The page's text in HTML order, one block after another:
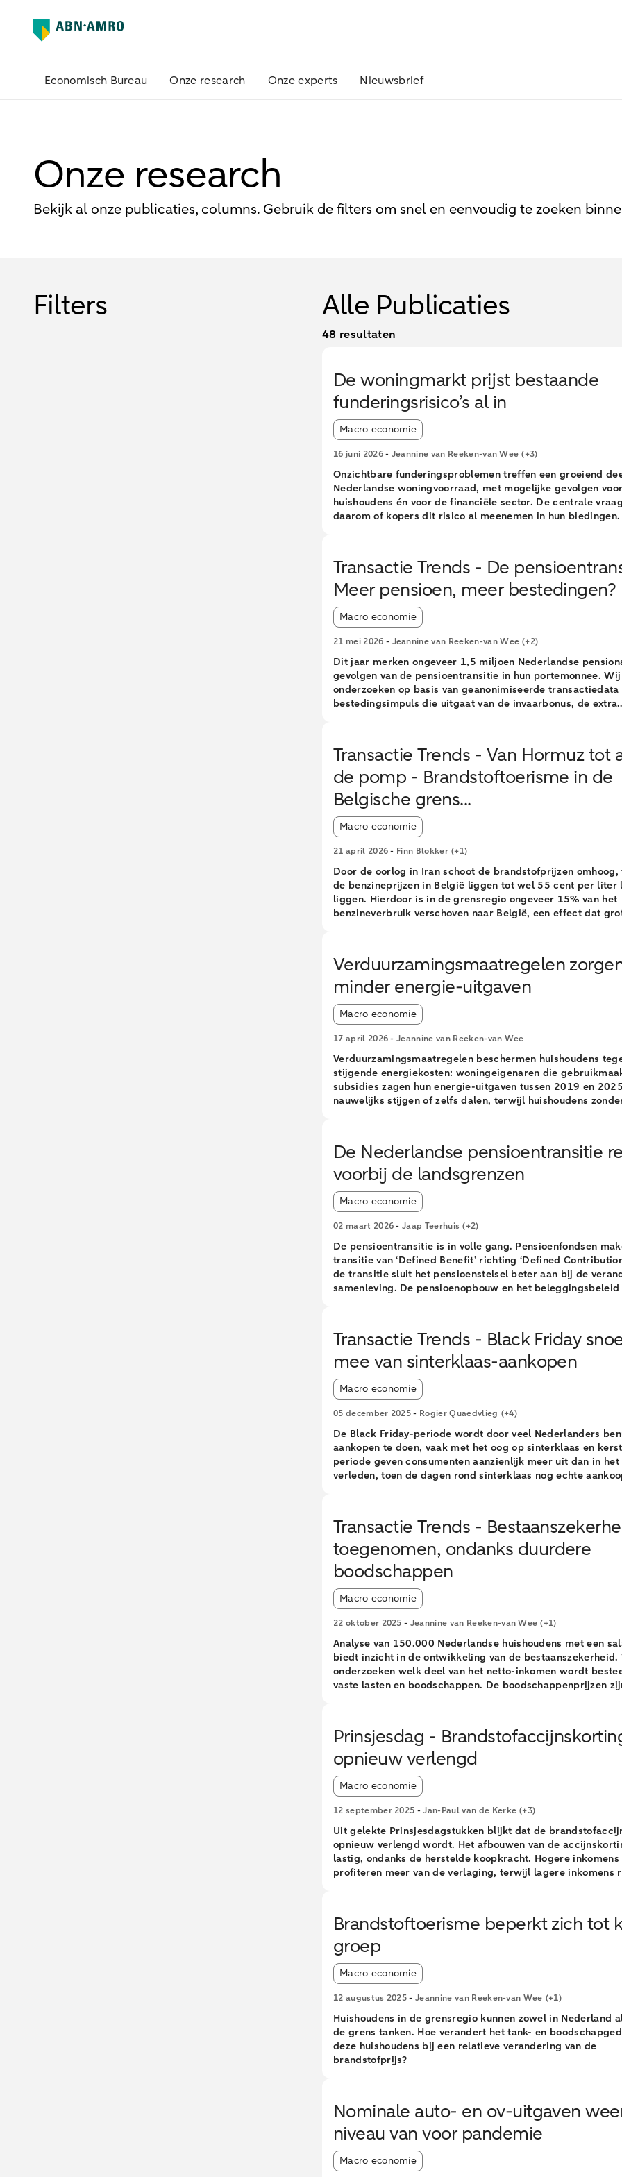
Economisch Bureau Onze research Onze experts Nieuwsbrief
Onze research
Bekijk al onze publicaties, columns. Gebruik de filters om snel en eenvoudig te zoeken
Filters Alle Publicaties
48 resultaten
De woningmarkt prijst bestaande
funderingsrisico’s al in
Article tags:
Macro economie
16 juni 2026- Jeannine van Reeken-van Wee (+3)
Onzichtbare funderingsproblemen treffen een groeiend
Nederlandse woningvoorraad, met mogelijke gevolgen voor
huishoudens én voor de financiële sector. De centrale
daarom of kopers dit risico al meenemen in hun biedingen.
woningmarkt.
Transactie Trends - De
Meer pensioen, meer bestedingen?
Article tags:
Macro economie
21 mei 2026 - Jeannine van Reeken-van Wee (+2)
Dit jaar merken ongeveer 1,5 miljoen Nederlandse
gevolgen van de pensioentransitie in hun portemonnee. Wij
onderzoeken op basis van geanonimiseerde transactiedata
bestedingsimpuls die uitgaat van de invaarbonus, de extra
extra euro pensioeninkomen uit. Dit percentage zakt bij
leeftijden. Pensionado’s met lagere inkomens, of met
financiële buffers geven juist een groter deel van het extra
uit. Ondanks de procentueel kleine effecten betekent de
de invaarbonus samen met een aanzienlijk aantal ouderen
steeds een steuntje in de rug voor de Nederlandse
Transactie Trends - Van Hormuz tot
de pomp - Brandstoftoerisme in de
Belgische grens...
Article tags:
Macro economie
21 april 2026- Finn Blokker (+1)
Door de oorlog in Iran schoot de brandstofprijzen
de benzineprijzen in België liggen tot wel 55 cent per liter
liggen. Hierdoor is in de grensregio ongeveer 15% van het
benzineverbruik verschoven naar België, een effect dat
grens. Ook tankstations iets verder weg omzet kunnen
Tegelijkertijd blijft het landelijke verlies aan
de overheid beperkt.
Verduurzamingsmaatregelen
minder energie-uitgaven
Article tags:
Macro economie
17 april 2026-Jeannine van Reeken-van Wee
Verduurzamingsmaatregelen beschermen huishoudens
stijgende energiekosten: woningeigenaren die
subsidies zagen hun energie-uitgaven tussen 2019 en 2025
nauwelijks stijgen of zelfs dalen, terwijl huishoudens
transactiegegevens.
De Nederlandse pensioentransitie
voorbij de landsgrenzen
Article tags:
Macro economie
02 maart 2026-Jaap Teerhuis (+2)
De pensioentransitie is in volle gang. Pensioenfondsen
transitie van ‘Defined Benefit’ richting ‘Defined
de transitie sluit het pensioenstelsel beter aan bij de
samenleving. De pensioenopbouw en het
dekkingsgraden, waardoor de transitie op een ideaal
plaatsvindt en een aanzienlijke “invaarbonus” voor
mogelijk maakt. Door de omvang van de pensioensector,
1700 mrd aan vermogen, en de wijzigingen in het
heeft de transitie ook gevolgen voor financiële markten.
Transactie Trends - Black Friday
mee van sinterklaas-aankopen
Article tags:
Macro economie
05 december 2025- Rogier Quaedvlieg (+4)
De Black Friday-periode wordt door veel Nederlanders
aankopen te doen, vaak met het oog op sinterklaas en
periode geven consumenten aanzienlijk meer uit dan in het
verleden, toen de dagen rond sinterklaas nog echte
klant vooral via internet wordt gelokt.
Transactie Trends -
toegenomen, ondanks duurdere
boodschappen
Article tags:
Macro economie
22 oktober 2025 - Jeannine van Reeken-van Wee (+1)
Analyse van 150.000 Nederlandse huishoudens met een
biedt inzicht in de ontwikkeling van de bestaanszekerheid.
onderzoeken welk deel van het netto-inkomen wordt
vaste lasten en boodschappen. De boodschappenprijzen
omdat de inkomens sterker zijn gestegen dan de vaste
boodschappen. Het percentage huishoudens dat een groot
het inkomen kwijt is aan vaste lasten en boodschappen is
afgenomen.
Prinsjesdag -
opnieuw verlengd
Article tags:
Macro economie
12 september 2025 -Jan-Paul van de Kerke (+3)
Uit gelekte Prinsjesdagstukken blijkt dat de
opnieuw verlengd wordt. Het afbouwen van de
lastig, ondanks de herstelde koopkracht. Hogere inkomens
profiteren meer van de verlaging, terwijl lagere inkomens
organisaties; deze middelen hadden ook gebruikt kunnen
voor structurele aanpassingen van de economie. Mocht de
toch koopkrachtsteun willen bieden, verdient het de
een structurele en voorspelbare manier te doen.
Brandstoftoerisme beperkt zich tot
groep
Article tags:
Macro economie
12 augustus 2025-Jeannine van Reeken-van Wee (+1)
Huishoudens in de grensregio kunnen zowel in Nederland
de grens tanken. Hoe verandert het tank- en
deze huishoudens bij een relatieve verandering van de
brandstofprijs?
Nominale auto- en ov-uitgaven
niveau van voor pandemie
Article tags:
Macro economie